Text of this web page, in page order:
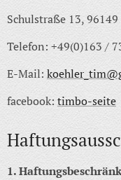
Schulstraße 13,
Telefon: +49(0)163 /
E-Mail:
facebook: timbo-seite
1.